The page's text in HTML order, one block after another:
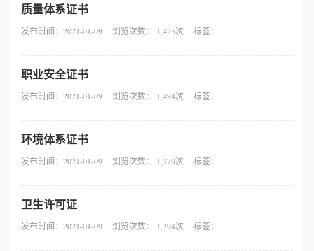
工
案
新
资
质量体系证书
发布时间：2021-01-09 浏览次数： 1,425次 标签：
职业安全证书
发布时间：2021-01-09 浏览次数： 1,494次 标签：
环境体系证书
发布时间：2021-01-09 浏览次数： 1,379次 标签：
卫生许可证
发布时间：2021-01-09 浏览次数： 1,294次 标签：